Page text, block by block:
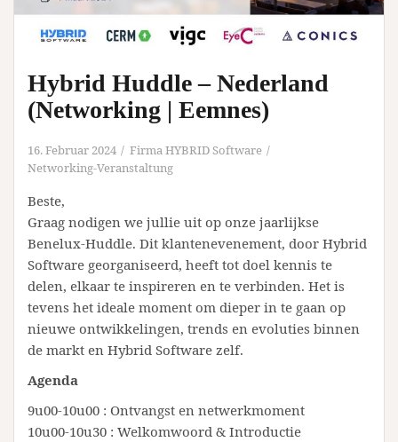
Hybrid Huddle – Nederland
(Networking | Eemnes)
16. Februar 2024
Firma HYBRID Software
Networking-Veranstaltung
Beste,
Graag nodigen we jullie uit op onze jaarlijkse
Benelux-Huddle. Dit klantenevenement, door Hybrid
Software georganiseerd, heeft tot doel kennis te
delen, elkaar te inspireren en te verbinden. Het is
tevens het ideale moment om dieper in te gaan op
nieuwe ontwikkelingen, trends en evoluties binnen
de markt en Hybrid Software zelf.
Agenda
9u00-10u00 : Ontvangst en netwerkmoment
10u00-10u30 : Welkomwoord & Introductie